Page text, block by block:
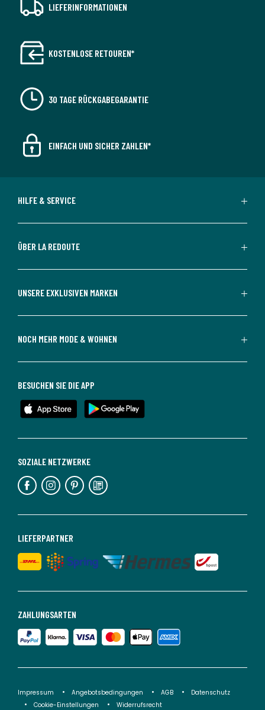
LIEFERINFORMATIONEN
KOSTENLOSE RETOUREN*
30 TAGE RÜCKGABEGARANTIE
EINFACH UND SICHER ZAHLEN*
HILFE & SERVICE
ÜBER LA REDOUTE
UNSERE EXKLUSIVEN MARKEN
NOCH MEHR MODE & WOHNEN
ZAHLUNGSARTEN
LIEFERPARTNER
SOZIALE NETZWERKE
BESUCHEN SIE DIE APP
Impressum Angebotsbedingungen AGB
Datenschutz
Cookie-Einstellungen
Widerrufsrecht